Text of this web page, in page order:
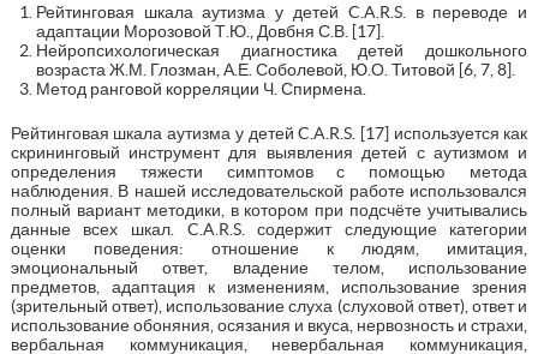
Рейтинговая шкала аутизма у детей C.A.R.S. в переводе и
адаптации Морозовой Т.Ю., Довбня С.В. [17].
Нейропсихологическая диагностика детей дошкольного
возраста Ж.М. Глозман, А.Е. Соболевой, Ю.О. Титовой [6, 7, 8].
Метод ранговой корреляции Ч. Спирмена.
Рейтинговая шкала аутизма у детей C.A.R.S. [17] используется как
скрининговый инструмент для выявления детей с аутизмом и
определения тяжести симптомов с помощью метода
наблюдения. В нашей исследовательской работе использовался
полный вариант методики, в котором при подсчёте учитывались
данные всех шкал. C.A.R.S. содержит следующие категории
оценки поведения: отношение к людям, имитация,
эмоциональный ответ, владение телом, использование
предметов, адаптация к изменениям, использование зрения
(зрительный ответ), использование слуха (слуховой ответ), ответ и
использование обоняния, осязания и вкуса, нервозность и страхи,
вербальная коммуникация, невербальная коммуникация,